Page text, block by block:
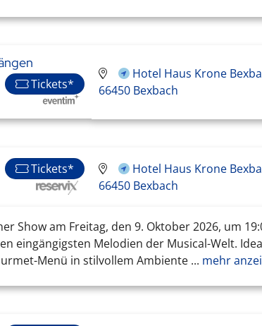
Tickets*
Hotel Haus Krone
66450 Bexbach
Tickets*
Hotel Haus Krone
66450 Bexbach
Show am Freitag, den 9. Oktober 2026, um
eingängigsten Melodien der Musical-Welt.
Menü in stilvollem Ambiente ... mehr